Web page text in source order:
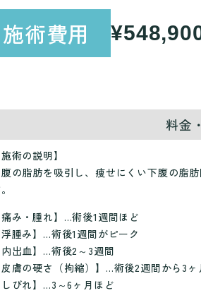
施術費用
料金
術の説明】
の脂肪を吸引し、痩せにくい下腹の脂
み・腫れ】…術後1週間ほど
腫み】…術後1週間がピーク
出血】…術後2～3週間
膚の硬さ（拘縮）】…術後2週間から3ヶ
びれ】…3～6ヶ月ほど